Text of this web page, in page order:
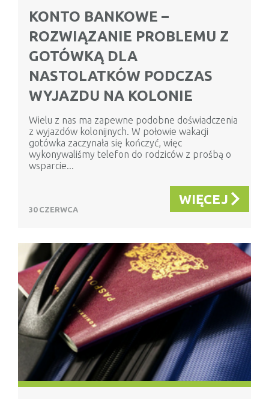
KONTO BANKOWE –
ROZWIĄZANIE PROBLEMU Z
GOTÓWKĄ DLA
NASTOLATKÓW PODCZAS
WYJAZDU NA KOLONIE
Wielu z nas ma zapewne podobne doświadczenia
z wyjazdów kolonijnych. W połowie wakacji
gotówka zaczynała się kończyć, więc
wykonywaliśmy telefon do rodziców z prośbą o
wsparcie...
30 CZERWCA
WIĘCEJ